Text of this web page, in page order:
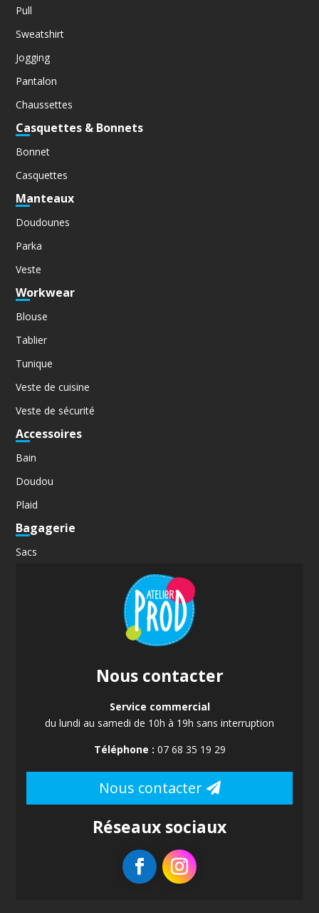
Pull
Sweatshirt
Jogging
Pantalon
Chaussettes
Casquettes & Bonnets
Bonnet
Casquettes
Manteaux
Doudounes
Parka
Veste
Workwear
Blouse
Tablier
Tunique
Veste de cuisine
Veste de sécurité
Accessoires
Bain
Doudou
Plaid
Bagagerie
Sacs
Nous contacter
Service commercial
du lundi au samedi de 10h à 19h sans interruption
Téléphone : 07 68 35 19 29
Nous contacter
Réseaux sociaux